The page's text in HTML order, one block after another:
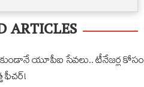
ఏనుగు..
క్యూట్
వీడియో
వైరల్!
ARTICLES
యూపీఐ సేవలు.. టీనేజర్ల కోసం
ఫీచర్!